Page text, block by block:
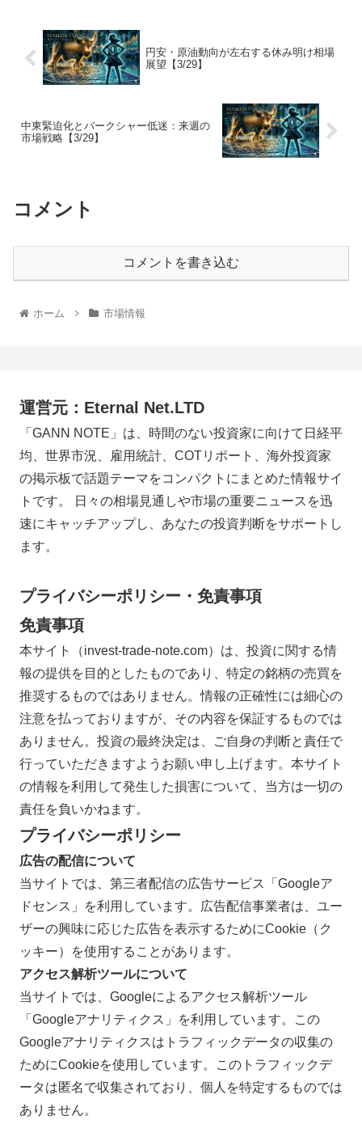
円安・原油動向が左右する休み明け相場
展望【3/29】
中東緊迫化とバークシャー低迷：来週の
市場戦略【3/29】
コメント
コメントを書き込む
ホーム 市場情報
運営元：Eternal Net.LTD
「GANN NOTE」は、時間のない投資家に向けて日経平
均、世界市況、雇用統計、COTリポート、海外投資家
の掲示板で話題テーマをコンパクトにまとめた情報サイ
トです。 日々の相場見通しや市場の重要ニュースを迅
速にキャッチアップし、あなたの投資判断をサポートし
ます。
プライバシーポリシー・免責事項
免責事項
本サイト（invest-trade-note.com）は、投資に関する情
報の提供を目的としたものであり、特定の銘柄の売買を
推奨するものではありません。情報の正確性には細心の
注意を払っておりますが、その内容を保証するものでは
ありません。投資の最終決定は、ご自身の判断と責任で
行っていただきますようお願い申し上げます。本サイト
の情報を利用して発生した損害について、当方は一切の
責任を負いかねます。
プライバシーポリシー
広告の配信について
当サイトでは、第三者配信の広告サービス「Googleア
ドセンス」を利用しています。広告配信事業者は、ユー
ザーの興味に応じた広告を表示するためにCookie（ク
ッキー）を使用することがあります。
アクセス解析ツールについて
当サイトでは、Googleによるアクセス解析ツール
「Googleアナリティクス」を利用しています。この
Googleアナリティクスはトラフィックデータの収集の
ためにCookieを使用しています。このトラフィックデ
ータは匿名で収集されており、個人を特定するものでは
ありません。